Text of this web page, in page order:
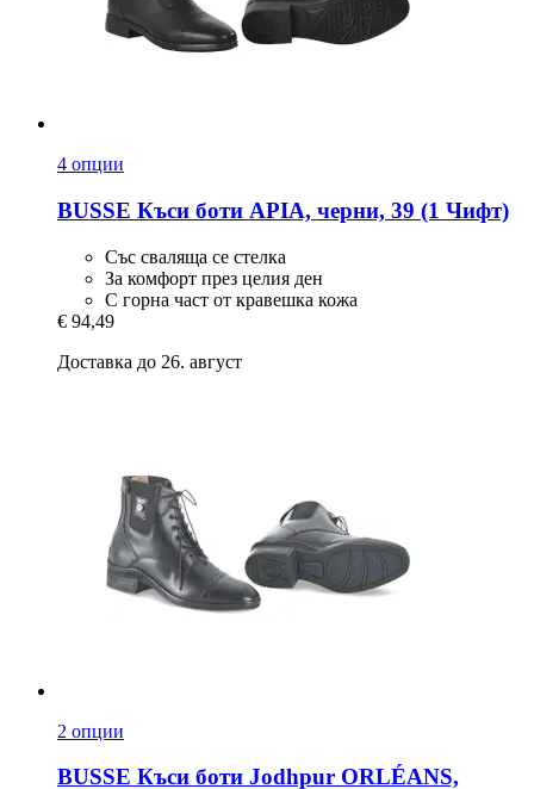
4 опции
BUSSE Къси боти APIA, черни, 39 (1 Чифт)
Със сваляща се стелка
За комфорт през целия ден
С горна част от кравешка кожа
€ 94,49
Доставка до 26. август
2 опции
BUSSE Къси боти Jodhpur ORLÉANS,